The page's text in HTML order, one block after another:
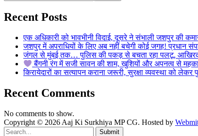
Recent Posts
एक अधिकारी को भावभीनी विदाई, दूसरे ने संभाली जशपुर की
जशपुर में अपराधियों के लिए अब नहीं बचेगी कोई जगह! प्रधान
जंगल से मुंबई तक… पुलिस की पकड़ से बचता रहा पलटू,
बैंगनी रंग में सजी सावन की शाम, खुशियों और अपनत्व से
किरायेदारों का सत्यापन कराना जरूरी, सुरक्षा व्यवस्था को
Recent Comments
No comments to show.
Copyright © 2026 Aaj Ki Surkhiya MP CG. Hosted by
Submit